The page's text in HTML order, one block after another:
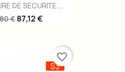
DE SECURITE...
€ 87,12 €
favorite_border